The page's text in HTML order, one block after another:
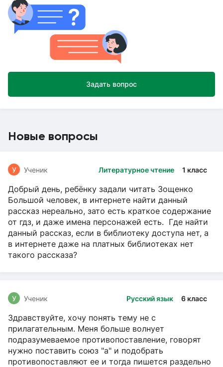
Задать вопрос
Новые вопросы
Литературное чтение 1 класс
У Ученик
Добрый день, ребёнку задали читать Зощенко
Большой человек, в интернете найти данный
рассказ нереально, зато есть краткое содержание
от гдз, и даже имена персонажей есть. Где найти
данный рассказ, если в библиотеку доступа нет, а
в интернете даже на платных библиотеках нет
такого рассказа?
Русский язык 6 класс
У Ученик
Здравствуйте, хочу понять тему не с
прилагательным. Меня больше волнует
подразумеваемое противопоставление, говорят
нужно поставить союз "а" и подобрать
противопоставляют ее и тогда пишется раздельно